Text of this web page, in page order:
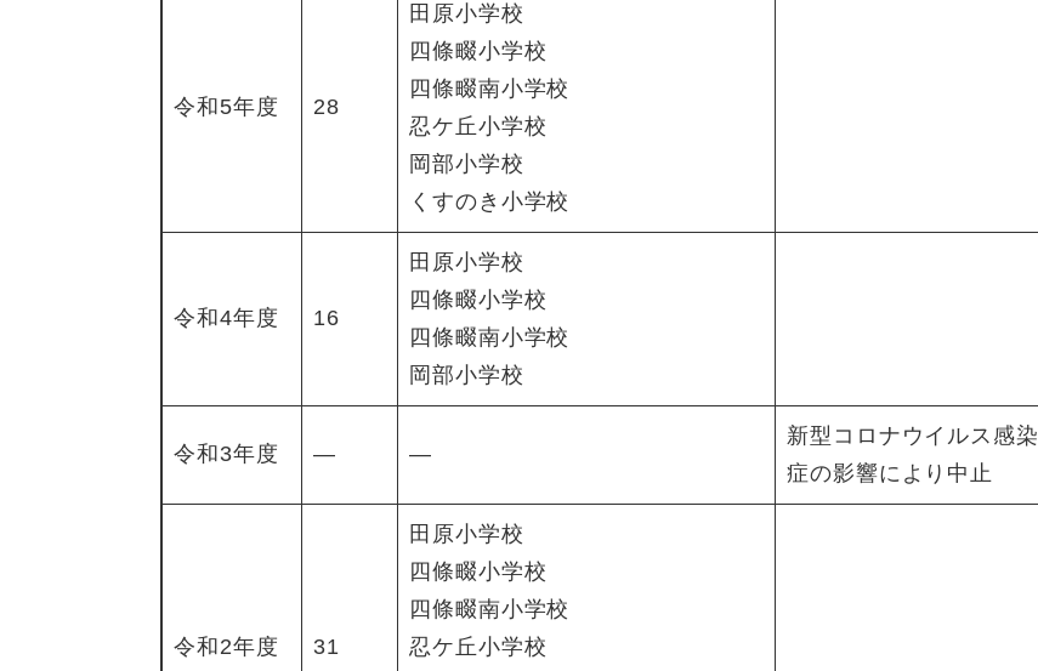
令和5年度 28
田原小学校
四條畷小学校
四條畷南小学校
忍ケ丘小学校
岡部小学校
くすのき小学校
令和4年度 16
田原小学校
四條畷小学校
四條畷南小学校
岡部小学校
令和3年度 ― ―
新型コロナウイルス感染
症の影響により中止
令和2年度 31
田原小学校
四條畷小学校
四條畷南小学校
忍ケ丘小学校